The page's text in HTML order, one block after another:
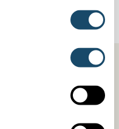
och ge oss en